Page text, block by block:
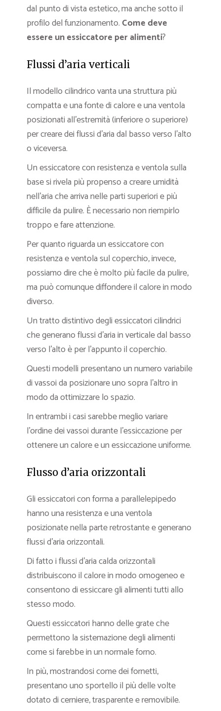
dal punto di vista estetico, ma anche sotto il
profilo del funzionamento. Come deve
essere un essiccatore per alimenti?
Flussi d’aria verticali
Il modello cilindrico vanta una struttura più
compatta e una fonte di calore e una ventola
posizionati all’estremità (inferiore o superiore)
per creare dei flussi d’aria dal basso verso l’alto
o viceversa.
Un essiccatore con resistenza e ventola sulla
base si rivela più propenso a creare umidità
nell’aria che arriva nelle parti superiori e più
difficile da pulire. È necessario non riempirlo
troppo e fare attenzione.
Per quanto riguarda un essiccatore con
resistenza e ventola sul coperchio, invece,
possiamo dire che è molto più facile da pulire,
ma può comunque diffondere il calore in modo
diverso.
Un tratto distintivo degli essiccatori cilindrici
che generano flussi d’aria in verticale dal basso
verso l’alto è per l’appunto il coperchio.
Questi modelli presentano un numero variabile
di vassoi da posizionare uno sopra l’altro in
modo da ottimizzare lo spazio.
In entrambi i casi sarebbe meglio variare
l’ordine dei vassoi durante l’essiccazione per
ottenere un calore e un essiccazione uniforme.
Flusso d’aria orizzontali
Gli essiccatori con forma a parallelepipedo
hanno una resistenza e una ventola
posizionate nella parte retrostante e generano
flussi d’aria orizzontali.
Di fatto i flussi d’aria calda orizzontali
distribuiscono il calore in modo omogeneo e
consentono di essiccare gli alimenti tutti allo
stesso modo.
Questi essiccatori hanno delle grate che
permettono la sistemazione degli alimenti
come si farebbe in un normale forno.
In più, mostrandosi come dei fornetti,
presentano uno sportello il più delle volte
dotato di cerniere, trasparente e removibile.